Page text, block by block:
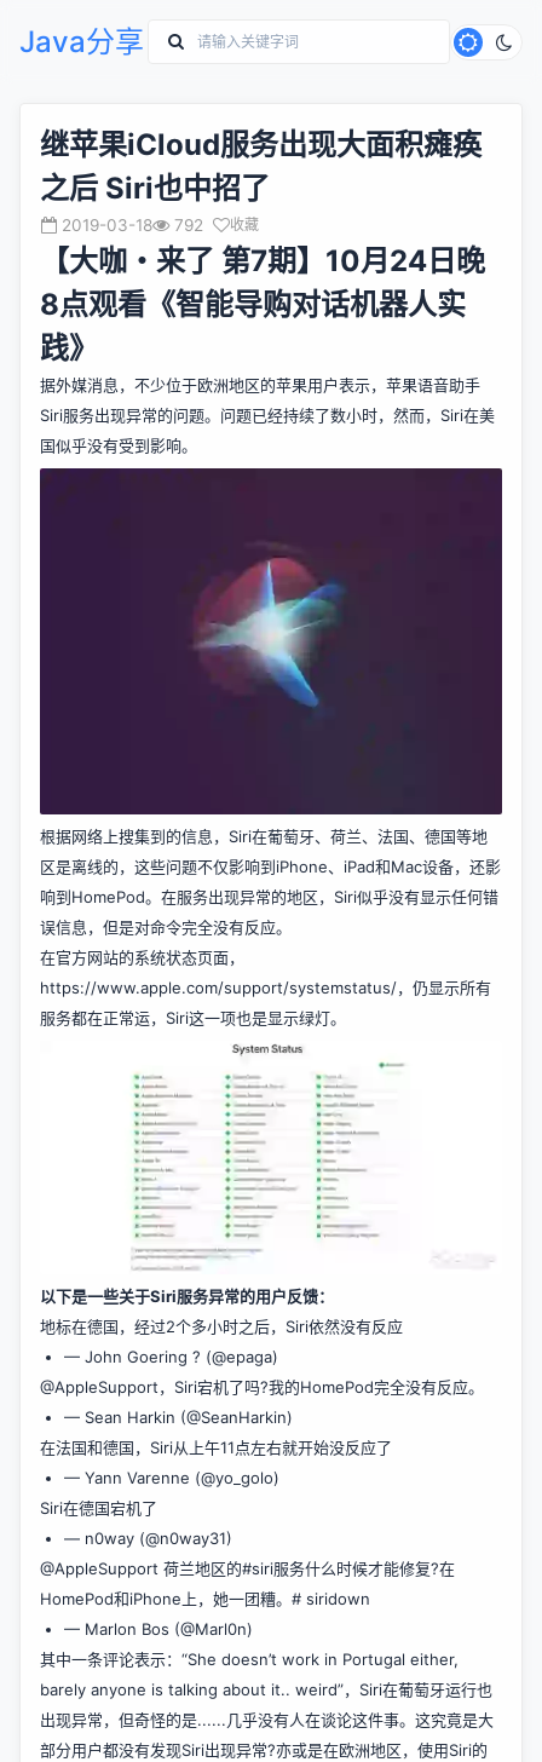
Java分享
继苹果iCloud服务出现大面积瘫痪
之后 Siri也中招了
2019-03-18 792 收藏
【大咖・来了 第7期】10月24日晚
8点观看《智能导购对话机器人实
践》
据外媒消息，不少位于欧洲地区的苹果用户表示，苹果语音助手
Siri服务出现异常的问题。问题已经持续了数小时，然而，Siri在美
国似乎没有受到影响。
根据网络上搜集到的信息，Siri在葡萄牙、荷兰、法国、德国等地
区是离线的，这些问题不仅影响到iPhone、iPad和Mac设备，还影
响到HomePod。在服务出现异常的地区，Siri似乎没有显示任何错
误信息，但是对命令完全没有反应。
在官方网站的系统状态页面，
https://www.apple.com/support/systemstatus/，仍显示所有
服务都在正常运，Siri这一项也是显示绿灯。
以下是一些关于Siri服务异常的用户反馈：
地标在德国，经过2个多小时之后，Siri依然没有反应
— John Goering ? (@epaga)
@AppleSupport，Siri宕机了吗?我的HomePod完全没有反应。
— Sean Harkin (@SeanHarkin)
在法国和德国，Siri从上午11点左右就开始没反应了
— Yann Varenne (@yo_golo)
Siri在德国宕机了
— n0way (@n0way31)
@AppleSupport 荷兰地区的#siri服务什么时候才能修复?在
HomePod和iPhone上，她一团糟。# siridown
— Marlon Bos (@Marl0n)
其中一条评论表示：“She doesn’t work in Portugal either,
barely anyone is talking about it.. weird”，Siri在葡萄牙运行也
出现异常，但奇怪的是......几乎没有人在谈论这件事。这究竟是大
部分用户都没有发现Siri出现异常?亦或是在欧洲地区，使用Siri的